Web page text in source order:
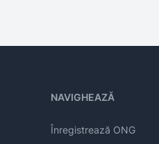
NAVIGHEAZĂ
Înregistrează ONG